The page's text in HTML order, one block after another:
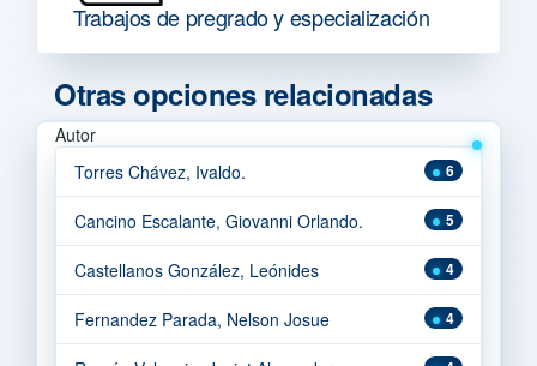
Trabajos de pregrado y especialización
Otras opciones relacionadas
Autor
6
Torres Chávez, Ivaldo.
5
Cancino Escalante, Giovanni Orlando.
4
Castellanos González, Leónides
4
Fernandez Parada, Nelson Josue